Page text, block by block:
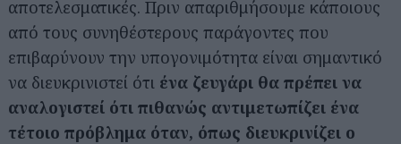
αποτελεσματικές. Πριν απαριθμήσουμε κάποιους
από τους συνηθέστερους παράγοντες που
επιβαρύνουν την υπογονιμότητα είναι σημαντικό
να διευκρινιστεί ότι ένα ζευγάρι θα πρέπει να
αναλογιστεί ότι πιθανώς αντιμετωπίζει ένα
τέτοιο πρόβλημα όταν, όπως διευκρινίζει ο